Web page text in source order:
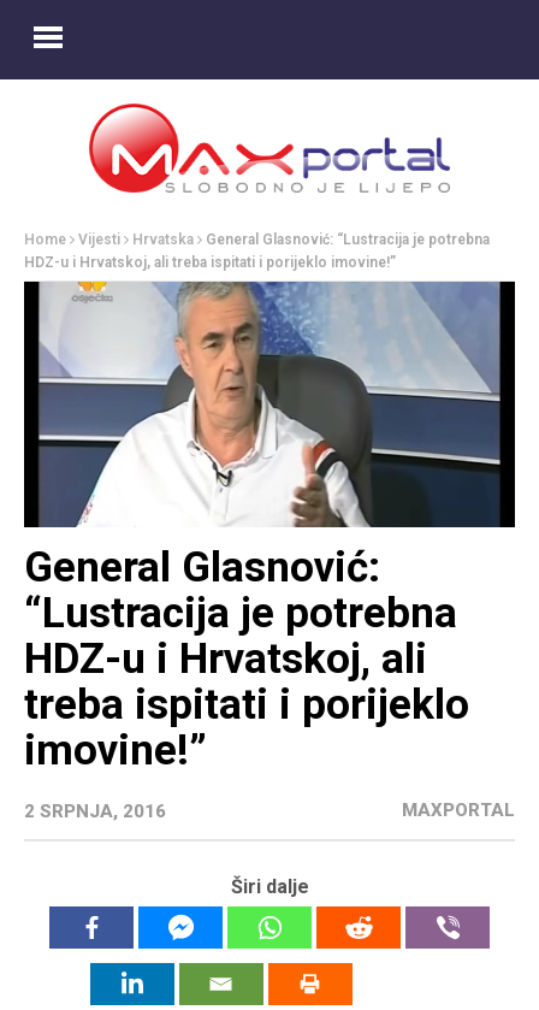
Home Vijesti Hrvatska
General Glasnović: “Lustracija je potrebna
HDZ-u i Hrvatskoj, ali treba ispitati i porijeklo imovine!”
General Glasnović:
“Lustracija je potrebna
HDZ-u i Hrvatskoj, ali
treba ispitati i porijeklo
imovine!”
2 SRPNJA, 2016 MAXPORTAL
Širi dalje